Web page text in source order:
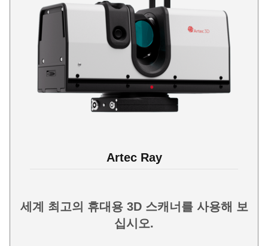
Artec Ray
세계 최고의 휴대용 3D 스캐너를 사용해 보
십시오.